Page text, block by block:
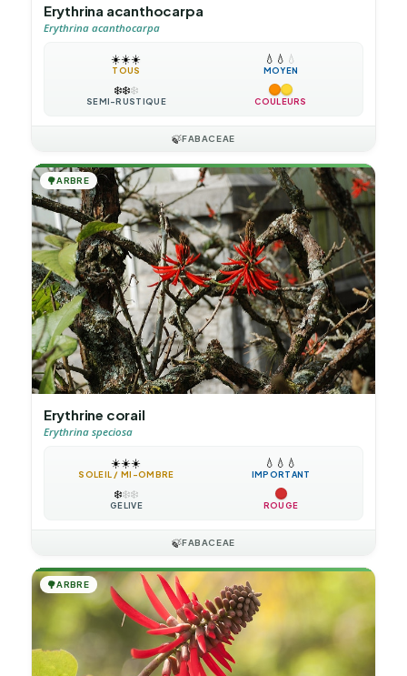
Erythrina acanthocarpa
Erythrina acanthocarpa
☀️☀️☀️
TOUS
💧 💧 💧
MOYEN
❄️❄️❄️
SEMI-RUSTIQUE COULEURS
🍃FABACEAE
🌳ARBRE
Erythrine corail
Erythrina speciosa
☀️☀️☀️
SOLEIL / MI-OMBRE
💧 💧 💧
IMPORTANT
❄️❄️❄️
GÉLIVE ROUGE
🍃FABACEAE
🌳ARBRE